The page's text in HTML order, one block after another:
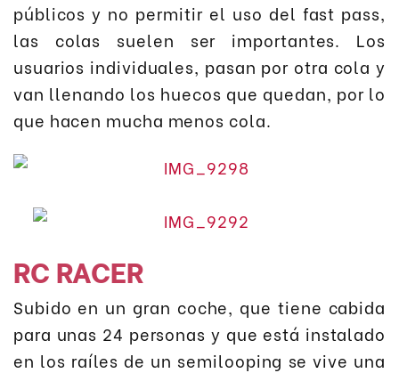
públicos y no permitir el uso del fast pass,
las colas suelen ser importantes. Los
usuarios individuales, pasan por otra cola y
van llenando los huecos que quedan, por lo
que hacen mucha menos cola.
RC RACER
Subido en un gran coche, que tiene cabida
para unas 24 personas y que está instalado
en los raíles de un semilooping se vive una